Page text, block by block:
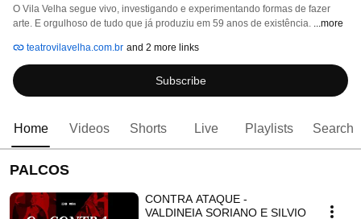
O Vila Velha segue vivo, investigando e experimentando formas de fazer
arte. E orgulhoso de tudo que já produziu em 59 anos de existência. ...more
teatrovilavelha.com.br and 2 more links
Subscribe
Home Videos Shorts Live Playlists Search
PALCOS
CONTRA ATAQUE -
VALDINEIA SORIANO E SILVIO